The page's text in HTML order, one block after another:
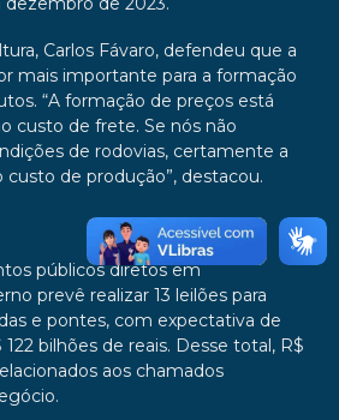
Carlos Fávaro, defendeu que a
mais importante para a formação
“A formação de preços está
custo de frete. Se nós não
de rodovias, certamente a
custo de produção”, destacou.
públicos diretos em
prevê realizar 13 leilões para
e pontes, com expectativa de
bilhões de reais. Desse total, R$
aos chamados